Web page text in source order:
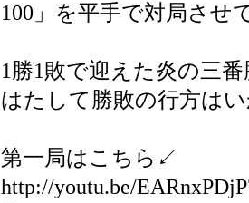
100」を平手で対局させ
1勝1敗で迎えた炎の三
はたして勝敗の行方は
第一局はこちら↙
http://youtu.be/